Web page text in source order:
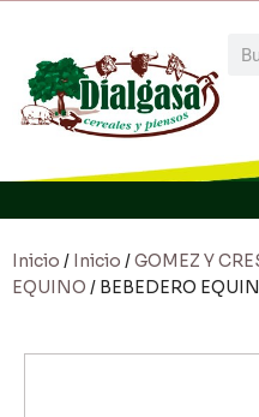
Inicio / Inicio /GOMEZ Y
EQUINO / BEBEDERO